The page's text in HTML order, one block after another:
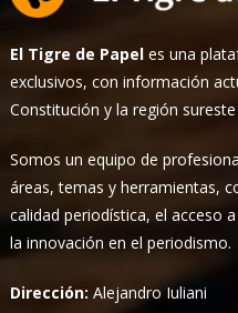
El Tigre de Papel es una
exclusivos, con información
Constitución y la región
Somos un equipo de
áreas, temas y herramientas,
calidad periodística, el acceso
la innovación en el periodismo.
Dirección:Alejandro Iuliani